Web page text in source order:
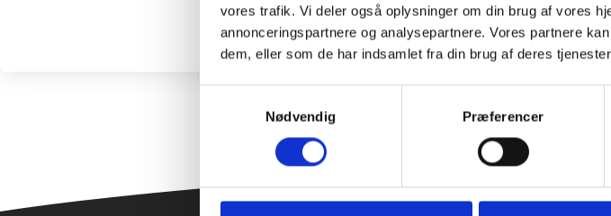
vores trafik. Vi deler også oplysninger om din brug af vores
annonceringspartnere og analysepartnere. Vores partnere
dem, eller som de har indsamlet fra din brug af deres
Nødvendig
Præferencer